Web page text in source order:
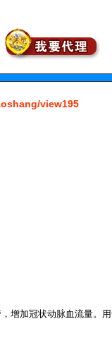
增加冠状动脉血流量。